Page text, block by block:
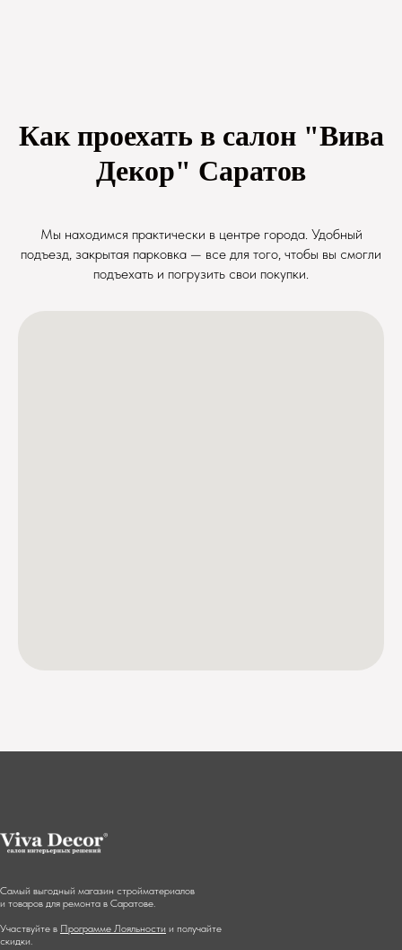
Как проехать в салон "Вива
Декор" Саратов
Мы находимся практически в центре города. Удобный
подъезд, закрытая парковка — все для того, чтобы вы смогли
подъехать и погрузить свои покупки.
Самый выгодный магазин стройматериалов
и товаров для ремонта в Саратове.
Участвуйте в Программе Лояльности и получайте
скидки.